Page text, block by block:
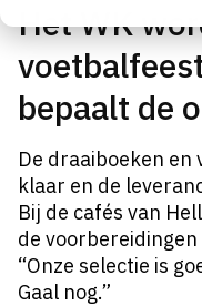
Het WK
bepaalt de
De draaiboeken en
klaar en de
Bij de cafés van
de voorbereidingen
“Onze selectie is
Gaal nog.”